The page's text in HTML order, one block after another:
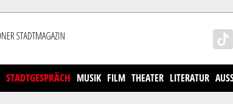
STADTGESPRÄCH MUSIK FILM THEATER LITERATUR